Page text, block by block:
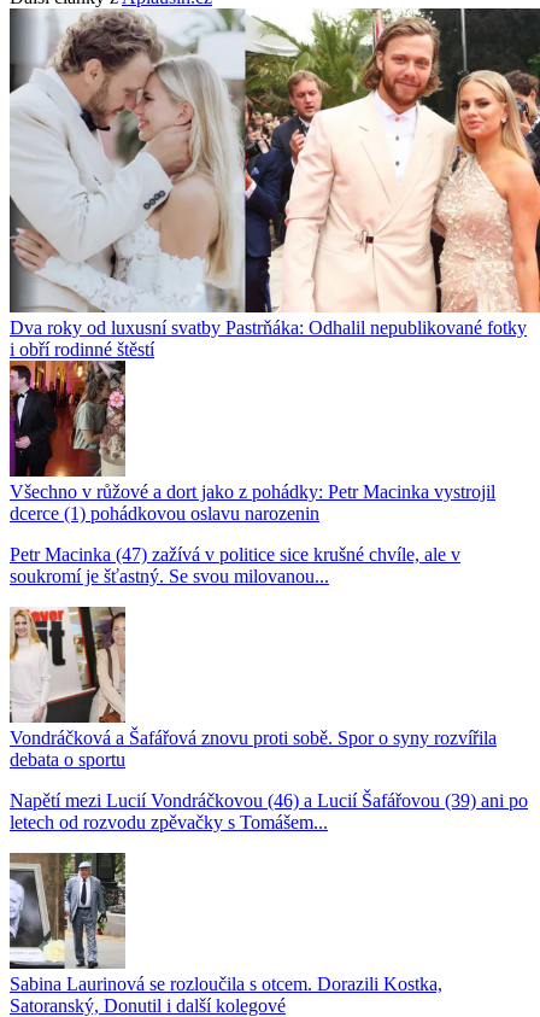
Dva roky od luxusní svatby Pastrňáka: Odhalil nepublikované fotky
i obří rodinné štěstí
Všechno v růžové a dort jako z pohádky: Petr Macinka vystrojil
dcerce (1) pohádkovou oslavu narozenin
Petr Macinka (47) zažívá v politice sice krušné chvíle, ale v
soukromí je šťastný. Se svou milovanou...
Vondráčková a Šafářová znovu proti sobě. Spor o syny rozvířila
debata o sportu
Napětí mezi Lucií Vondráčkovou (46) a Lucií Šafářovou (39) ani po
letech od rozvodu zpěvačky s Tomášem...
Sabina Laurinová se rozloučila s otcem. Dorazili Kostka,
Satoranský, Donutil i další kolegové